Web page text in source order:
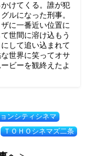
けてくる。誰が犯
ルになった刑事。
に一番近い位置に
世間に溶け込もう
して追い込まれて
世界に笑ってオサ
ビーを観終えたよ
ンシティシネマ
ＴＯＨＯシネマズ二条